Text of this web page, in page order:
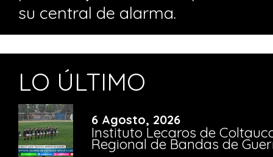
su central de alarma.
LO ÚLTIMO
6 Agosto, 2026
Instituto Lecaros de
Regional de Bandas de